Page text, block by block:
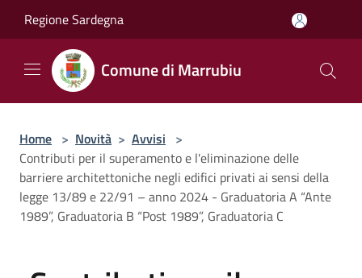
Regione Sardegna
Comune di Marrubiu
Home > Novità > Avvisi >
Contributi per il superamento e l'eliminazione delle
barriere architettoniche negli edifici privati ai sensi della
legge 13/89 e 22/91 – anno 2024 - Graduatoria A “Ante
1989”, Graduatoria B “Post 1989”, Graduatoria C